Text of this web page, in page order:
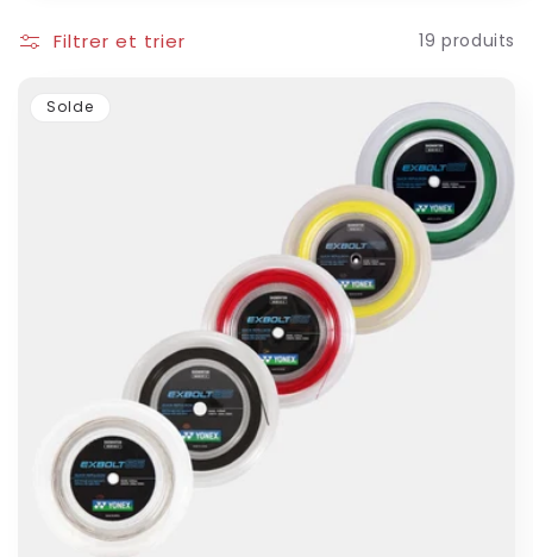
o Filtrer et trier 19 produits
Solde